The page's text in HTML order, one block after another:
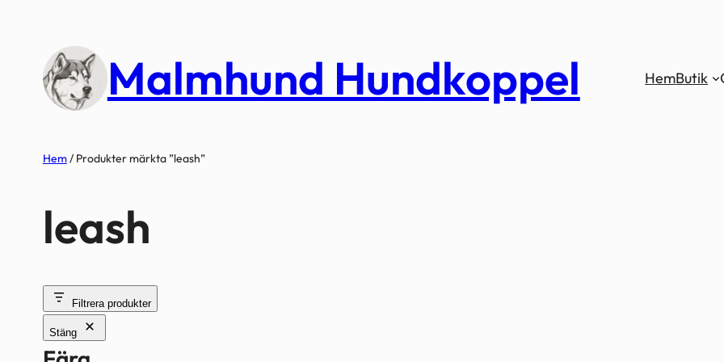
innehåll
Malmhund Hundkoppel HemButik
Hem/ Produkter märkta ”leash”
leash
Filtrera produkter
Stäng